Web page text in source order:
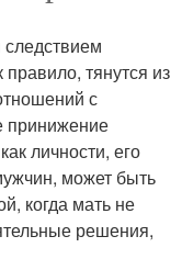
правило, тянутся из
с
принижение
личности, его
может быть
когда мать не
решения,